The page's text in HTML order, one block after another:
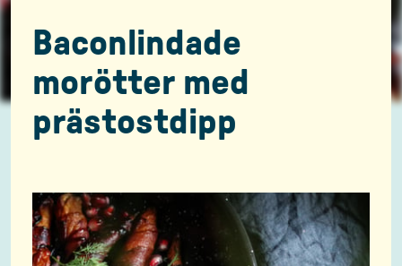
Baconlindade
morötter med
prästostdipp